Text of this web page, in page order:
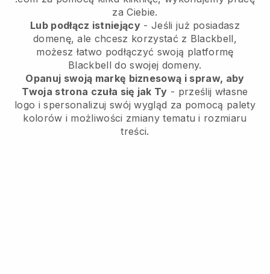
za Ciebie.
Lub podłącz istniejący - Jeśli już posiadasz
domenę, ale chcesz korzystać z Blackbell,
możesz łatwo podłączyć swoją platformę
Blackbell do swojej domeny.
Opanuj swoją markę biznesową i spraw, aby
Twoja strona czuła się jak Ty - prześlij własne
logo i spersonalizuj swój wygląd za pomocą palety
kolorów i możliwości zmiany tematu i rozmiaru
treści.